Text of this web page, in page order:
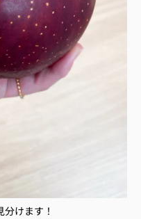
けます！